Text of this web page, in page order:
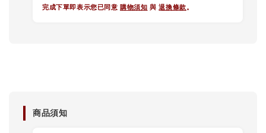
完成下單即表示您已同意 購物須知 與退換條款。
商品須知